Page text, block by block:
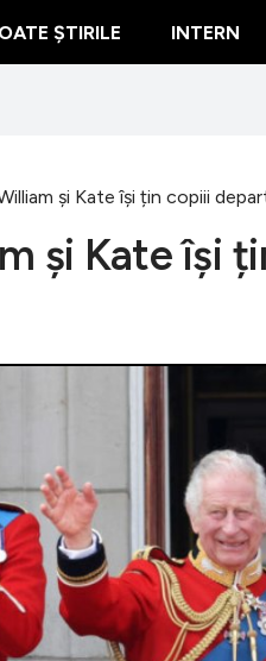
ȘTIRILE INTERN
și Kate își țin copiii
și Kate își